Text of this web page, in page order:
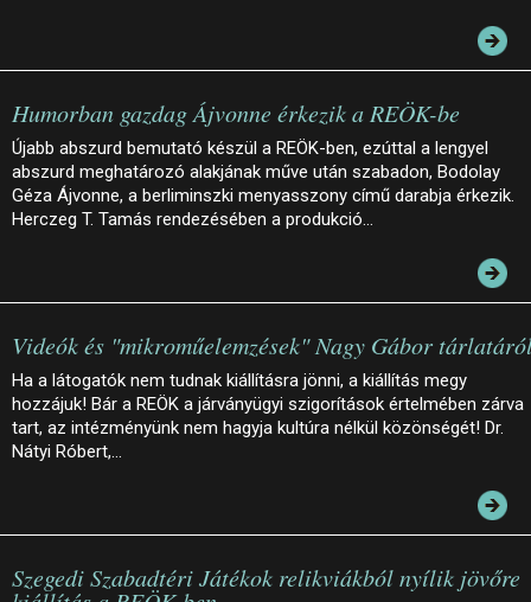
Humorban gazdag Ájvonne érkezik a REÖK-be
Újabb abszurd bemutató készül a REÖK-ben, ezúttal a lengyel
abszurd meghatározó alakjának műve után szabadon, Bodolay
Géza Ájvonne, a berliminszki menyasszony című darabja érkezik.
Herczeg T. Tamás rendezésében a produkció…
Videók és "mikroműelemzések" Nagy Gábor
Ha a látogatók nem tudnak kiállításra jönni, a kiállítás megy
hozzájuk! Bár a REÖK a járványügyi szigorítások értelmében zárva
tart, az intézményünk nem hagyja kultúra nélkül közönségét! Dr.
Nátyi Róbert,…
Szegedi Szabadtéri Játékok relikviákból nyílik jövőre